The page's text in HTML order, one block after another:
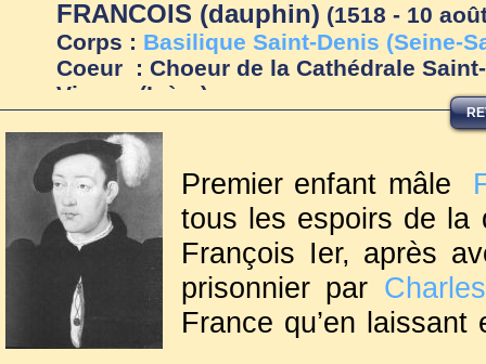
FRANCOIS (dauphin) (1518 -
Corps : Basilique Saint-Denis (Seine-
Coeur : Choeur de la Cathédrale
Vienne (Isère)
Premier enfant mâle
tous les espoirs de la
François Ier, après
prisonnier par
France qu’en